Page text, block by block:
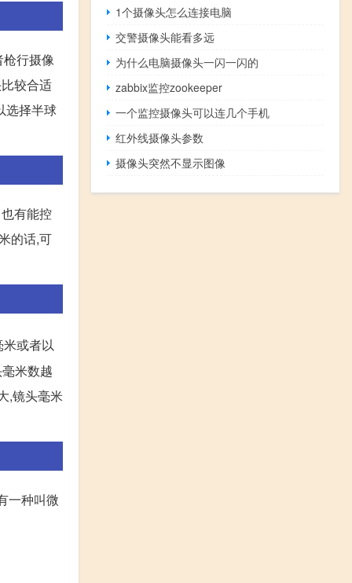
行摄像
较合适
选择半球
有能控
的话,可
或者以
米数越
,镜头毫米
一种叫微
1个摄像头怎么连接电脑
交警摄像头能看多远
为什么电脑摄像头一闪一闪的
zabbix监控zookeeper
一个监控摄像头可以连几个手机
红外线摄像头参数
摄像头突然不显示图像